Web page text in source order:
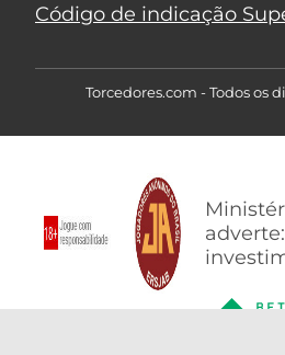
Código de indicação
Torcedores.com - Todos os